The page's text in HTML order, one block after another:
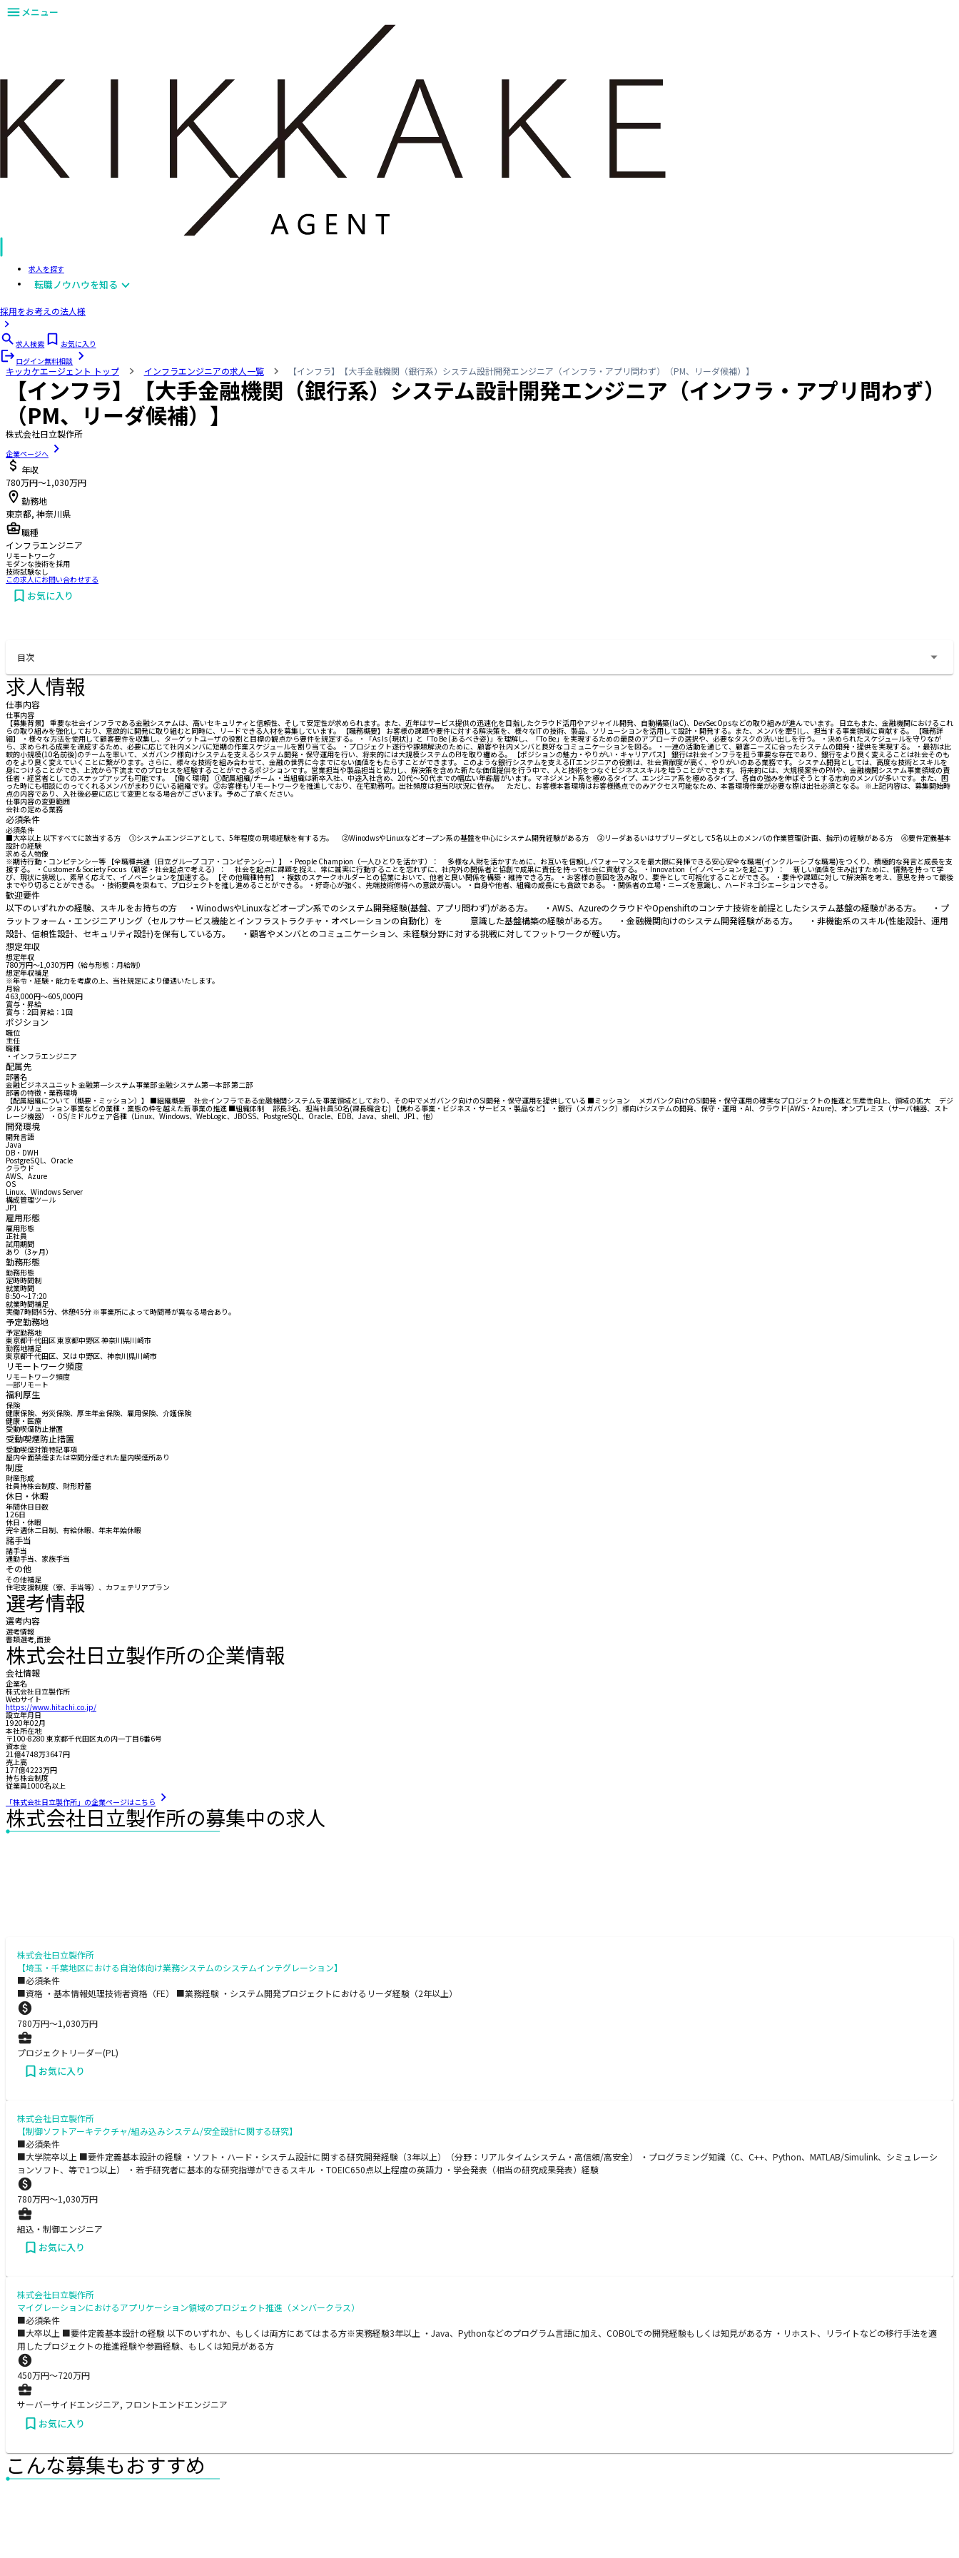
メニュー
求人を探す
転職ノウハウを知る
採用をお考えの法人様
求人検索
お気に入り
ログイン無料相談
キッカケエージェント トップ インフラエンジニアの求人一覧 【インフラ】【大手金融機関（銀行系）システム設計開発エンジニア（インフラ・アプリ問わず）（PM、リーダ候補）】
【インフラ】【大手金融機関（銀行系）システム設計開発エンジニア（インフラ・アプリ問わず）
（PM、リーダ候補）】
株式会社日立製作所
企業ページへ
年収
780万円〜1,030万円
勤務地
東京都, 神奈川県
職種
インフラエンジニア
リモートワーク
モダンな技術を採用
技術試験なし
この求人にお問い合わせする
お気に入り
目次
求人情報
仕事内容
仕事内容
【募集背景】 重要な社会インフラである金融システムは、高いセキュリティと信頼性、そして安定性が求められます。また、近年はサービス提供の迅速化を目指したクラウド活用やアジャイル開発、自動構築(IaC)、DevSecOpsなどの取り組みが進んでいます。 日立もまた、金融機関におけるこれ
らの取り組みを強化しており、意欲的に開発に取り組むと同時に、リードできる人材を募集しています。 【職務概要】 お客様の課題や要件に対する解決策を、様々なITの技術、製品、ソリューションを活用して設計・開発する。また、メンバを牽引し、担当する事業領域に貢献する。 【職務詳
細】 ・様々な方法を使用して顧客要件を収集し、ターゲットユーザの役割と目標の観点から要件を規定する。 ・「As Is (現状)」と「To Be (あるべき姿)」を理解し、「To Be」を実現するための最良のアプローチの選択や、必要なタスクの洗い出しを行う。 ・決められたスケジュールを守りなが
ら、求められる成果を達成するため、必要に応じて社内メンバに短期の作業スケジュールを割り当てる。 ・プロジェクト遂行や課題解決のために、顧客や社内メンバと良好なコミュニケーションを図る。 ・一連の活動を通じて、顧客ニーズに合ったシステムの開発・提供を実現する。 ・最初は比
較的小規模(10名前後)のチームを率いて、メガバンク様向けシステムを支えるシステム開発・保守運用を行い、将来的には大規模システムのPJを取り纏める。 【ポジションの魅力・やりがい・キャリアパス】 銀行は社会インフラを担う重要な存在であり、銀行をより良く変えることは社会そのも
のをより良く変えていくことに繋がります。さらに、様々な技術を組み合わせて、金融の世界に今までにない価値をもたらすことができます。 このような銀行システムを支えるITエンジニアの役割は、社会貢献度が高く、やりがいのある業務です。 システム開発としては、高度な技術とスキルを
身につけることができ、上流から下流までのプロセスを経験することができるポジションです。営業担当や製品担当と協力し、解決策を含めた新たな価値提供を行う中で、人と技術をつなぐビジネススキルを培うことができます。 将来的には、大規模案件のPMや、金融機関システム事業領域の責
任者・経営者としてのステップアップも可能です。 【働く環境】 ①配属組織/チーム ・当組織は新卒入社、中途入社含め、20代～50代までの幅広い年齢層がいます。マネジメント系を極めるタイプ、エンジニア系を極めるタイプ、各自の強みを伸ばそうとする志向のメンバが多いです。また、困
った時にも相談にのってくれるメンバがまわりにいる組織です。 ②お客様もリモートワークを推進しており、在宅勤務可。出社頻度は担当PJ状況に依存。 ただし、お客様本番環境はお客様拠点でのみアクセス可能なため、本番環境作業が必要な際は出社必須となる。 ※上記内容は、募集開始時
点の内容であり、入社後必要に応じて変更となる場合がございます。予めご了承ください。
仕事内容の変更範囲
会社の定める業務
必須条件
必須条件
■大卒以上 以下すべてに該当する方 ①システムエンジニアとして、5年程度の現場経験を有する方。 ②WinodwsやLinuxなどオープン系の基盤を中心にシステム開発経験がある方 ③リーダあるいはサブリーダとして5名以上のメンバの作業管理(計画、指示)の経験がある方 ④要件定義基本
設計の経験
求める人物像
※期待行動・コンピテンシー等 【全職種共通（日立グループ コア・コンピテンシー）】 ・People Champion（一人ひとりを活かす）： 多様な人財を活かすために、お互いを信頼しパフォーマンスを最大限に発揮できる安心安全な職場(インクルーシブな職場)をつくり、積極的な発言と成長を支
援する。 ・Customer & Society Focus（顧客・社会起点で考える）： 社会を起点に課題を捉え、常に誠実に行動することを忘れずに、社内外の関係者と協創で成果に責任を持って社会に貢献する。 ・Innovation（イノベーションを起こす）： 新しい価値を生み出すために、情熱を持って学
び、現状に挑戦し、素早く応えて、イノベーションを加速する。 【その他職種特有】 ・複数のステークホルダーとの協業において、他者と良い関係を構築・維持できる方。 ・お客様の意図を汲み取り、要件として可視化することができる。 ・要件や課題に対して解決策を考え、意思を持って最後
までやり切ることができる。 ・技術要員を束ねて、プロジェクトを推し進めることができる。 ・好奇心が強く、先端技術修得への意欲が高い。 ・自身や他者、組織の成長にも貪欲である。 ・関係者の立場・ニーズを意識し、ハードネゴシエーションできる。
歓迎要件
以下のいずれかの経験、スキルをお持ちの方 ・WinodwsやLinuxなどオープン系でのシステム開発経験(基盤、アプリ問わず)がある方。 ・AWS、AzureのクラウドやOpenshiftのコンテナ技術を前提としたシステム基盤の経験がある方。 ・プ
ラットフォーム・エンジニアリング（セルフサービス機能とインフラストラクチャ・オペレーションの自動化）を 意識した基盤構築の経験がある方。 ・金融機関向けのシステム開発経験がある方。 ・非機能系のスキル(性能設計、運用
設計、信頼性設計、セキュリティ設計)を保有している方。 ・顧客やメンバとのコミュニケーション、未経験分野に対する挑戦に対してフットワークが軽い方。
想定年収
想定年収
780万円〜1,030万円（給与形態：月給制）
想定年収補足
※年令・経験・能力を考慮の上、当社規定により優遇いたします。
月給
463,000円〜605,000円
賞与・昇給
賞与：2回 昇給：1回
ポジション
職位
主任
職種
・インフラエンジニア
配属先
部署名
金融ビジネスユニット 金融第一システム事業部 金融システム第一本部 第二部
部署の特徴・業務環境
【配属組織について（概要・ミッション）】 ■組織概要 社会インフラである金融機関システムを事業領域としており、その中でメガバンク向けのSI開発・保守運用を提供している ■ミッション メガバンク向けのSI開発・保守運用の確実なプロジェクトの推進と生産性向上、領域の拡大 デジ
タルソリューション事業などの業種・業態の枠を越えた新事業の推進 ■組織体制 部長3名、担当社員50名(課長職含む) 【携わる事業・ビジネス・サービス・製品など】 ・銀行（メガバンク）様向けシステムの開発、保守・運用 ・AI、クラウド(AWS・Azure)、オンプレミス（サーバ機器、スト
レージ機器） ・OS/ミドルウェア各種（Linux、Windows、WebLogic、JBOSS、PostgreSQL、Oracle、EDB、Java、shell、JP1、他）
開発環境
開発言語
Java
DB・DWH
PostgreSQL、Oracle
クラウド
AWS、Azure
OS
Linux、Windows Server
構成管理ツール
JP1
雇用形態
雇用形態
正社員
試用期間
あり（3ヶ月）
勤務形態
勤務形態
定時時間制
就業時間
8:50〜17:20
就業時間補足
実働7時間45分、休憩45分 ※事業所によって時間帯が異なる場合あり。
予定勤務地
予定勤務地
東京都千代田区 東京都中野区 神奈川県川崎市
勤務地補足
東京都千代田区、又は 中野区、神奈川県川崎市
リモートワーク頻度
リモートワーク頻度
一部リモート
福利厚生
保険
健康保険、労災保険、厚生年金保険、雇用保険、介護保険
健康・医療
受動喫煙防止措置
受動喫煙防止措置
受動喫煙対策特記事項
屋内全面禁煙または空間分煙された屋内喫煙所あり
制度
財産形成
社員持株会制度、財形貯蓄
休日・休暇
年間休日日数
126日
休日・休暇
完全週休二日制、有給休暇、年末年始休暇
諸手当
諸手当
通勤手当、家族手当
その他
その他補足
住宅支援制度（寮、手当等）、カフェテリアプラン
選考情報
選考内容
選考情報
書類選考,面接
株式会社日立製作所の企業情報
会社情報
企業名
株式会社日立製作所
Webサイト
https://www.hitachi.co.jp/
設立年月日
1920年02月
本社所在地
〒100-8280 東京都千代田区丸の内一丁目6番6号
資本金
21億4748万3647円
売上高
177億4223万円
持ち株会制度
従業員1000名以上
「株式会社日立製作所」の企業ページはこちら
株式会社日立製作所の募集中の求人
株式会社日立製作所
【埼玉・千葉地区における自治体向け業務システムのシステムインテグレーション】
■必須条件
■資格 ・基本情報処理技術者資格（FE） ■業務経験 ・システム開発プロジェクトにおけるリーダ経験（2年以上）
780万円〜1,030万円
プロジェクトリーダー(PL)
お気に入り
株式会社日立製作所
【制御ソフトアーキテクチャ/組み込みシステム/安全設計に関する研究】
■必須条件
■大学院卒以上 ■要件定義基本設計の経験 ・ソフト・ハード・システム設計に関する研究開発経験（3年以上）（分野：リアルタイムシステム・高信頼/高安全） ・プログラミング知識（C、C++、Python、MATLAB/Simulink、シミュレーシ
ョンソフト、等で1つ以上） ・若手研究者に基本的な研究指導ができるスキル ・TOEIC650点以上程度の英語力 ・学会発表（相当の研究成果発表）経験
780万円〜1,030万円
組込・制御エンジニア
お気に入り
株式会社日立製作所
マイグレーションにおけるアプリケーション領域のプロジェクト推進（メンバークラス）
■必須条件
■大卒以上 ■要件定義基本設計の経験 以下のいずれか、もしくは両方にあてはまる方※実務経験3年以上 ・Java、Pythonなどのプログラム言語に加え、COBOLでの開発経験もしくは知見がある方 ・リホスト、リライトなどの移行手法を適
用したプロジェクトの推進経験や参画経験、もしくは知見がある方
450万円〜720万円
サーバーサイドエンジニア, フロントエンドエンジニア
お気に入り
こんな募集もおすすめ